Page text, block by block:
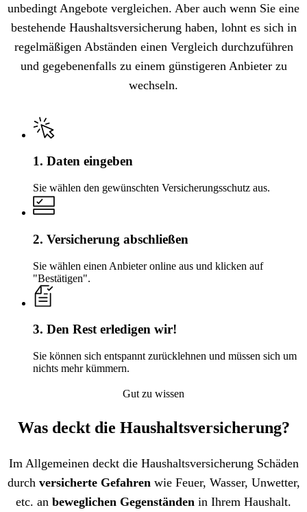
unbedingt Angebote vergleichen. Aber auch wenn Sie eine
bestehende Haushaltsversicherung haben, lohnt es sich in
regelmäßigen Abständen einen Vergleich durchzuführen
und gegebenenfalls zu einem günstigeren Anbieter zu
wechseln.
1. Daten eingeben
Sie wählen den gewünschten Versicherungsschutz aus.
2. Versicherung abschließen
Sie wählen einen Anbieter online aus und klicken auf
"Bestätigen".
3. Den Rest erledigen wir!
Sie können sich entspannt zurücklehnen und müssen sich um
nichts mehr kümmern.
Gut zu wissen
Was deckt die Haushalts­versicherung?
Im Allgemeinen deckt die Haushaltsversicherung Schäden
durch versicherte Gefahrenwie Feuer, Wasser, Unwetter,
etc. an beweglichen Gegenständen in Ihrem Haushalt.